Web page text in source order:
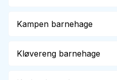
Kampen barnehage
Kløvereng barnehage